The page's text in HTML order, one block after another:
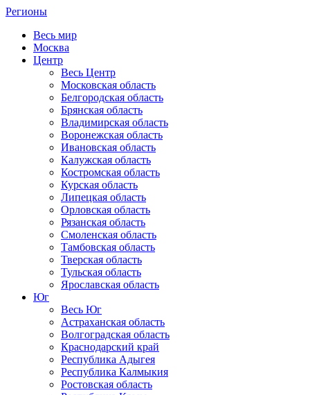
Регионы
Весь мир
Москва
Центр
Весь Центр
Московская область
Белгородская область
Брянская область
Владимирская область
Воронежская область
Ивановская область
Калужская область
Костромская область
Курская область
Липецкая область
Орловская область
Рязанская область
Смоленская область
Тамбовская область
Тверская область
Тульская область
Ярославская область
Юг
Весь Юг
Астраханская область
Волгоградская область
Краснодарский край
Республика Адыгея
Республика Калмыкия
Ростовская область